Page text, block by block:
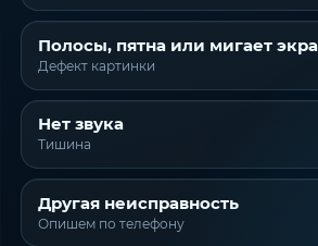
Полосы, пятна или мигает
Дефект картинки
Нет звука
Тишина
Другая неисправность
Опишем по телефону